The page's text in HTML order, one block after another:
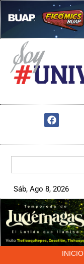
Sáb, Ago 8, 2026
INICIO